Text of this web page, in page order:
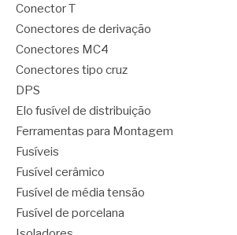
Conector T
Conectores de derivação
Conectores MC4
Conectores tipo cruz
DPS
Elo fusível de distribuição
Ferramentas para Montagem
Fusíveis
Fusível cerâmico
Fusível de média tensão
Fusível de porcelana